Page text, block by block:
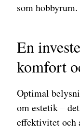
som hobbyrum.
En
komfort
Optimal
om estetik –
effektivitet och